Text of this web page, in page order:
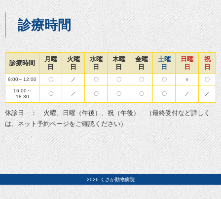
診療時間
診療時間
月曜
日
火曜
日
水曜
日
木曜
日
金曜
日
土曜
日
日曜
日
祝
日
9:00～12:00 〇 ／ 〇 〇 〇 〇 ○ 〇
16:00～
18:30
〇 ／ 〇 〇 〇 〇 ／ ／
休診日 ： 火曜、日曜（午後）、祝（午後） （最終受付など詳しく
は、ネット予約ページをご確認ください）
2026-くさか動物病院